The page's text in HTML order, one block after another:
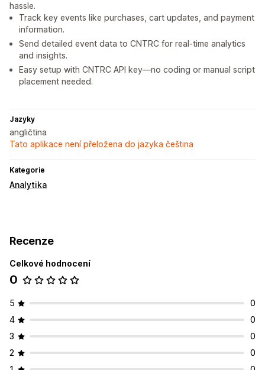
hassle.
Track key events like purchases, cart updates, and payment
information.
Send detailed event data to CNTRC for real-time analytics
and insights.
Easy setup with CNTRC API key—no coding or manual script
placement needed.
Jazyky
angličtina
Tato aplikace není přeložena do jazyka čeština
Kategorie
Analytika
Recenze
Celkové hodnocení
0
5
0
4
0
3
0
2
0